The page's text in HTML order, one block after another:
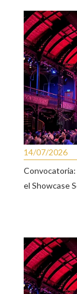
14/07/2026
el Showcase